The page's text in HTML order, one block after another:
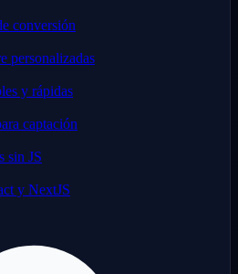
conversión
personalizadas
y rápidas
captación
sin JS
y NextJS